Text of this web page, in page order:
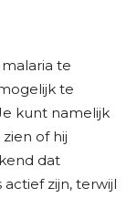
te
te
kunt namelijk
of hij
dat
zijn, terwijl